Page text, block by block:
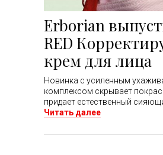
Erborian
RED
крем для лица
Новинка с усиленным
комплексом скрывает
придает естественный
Читать далее